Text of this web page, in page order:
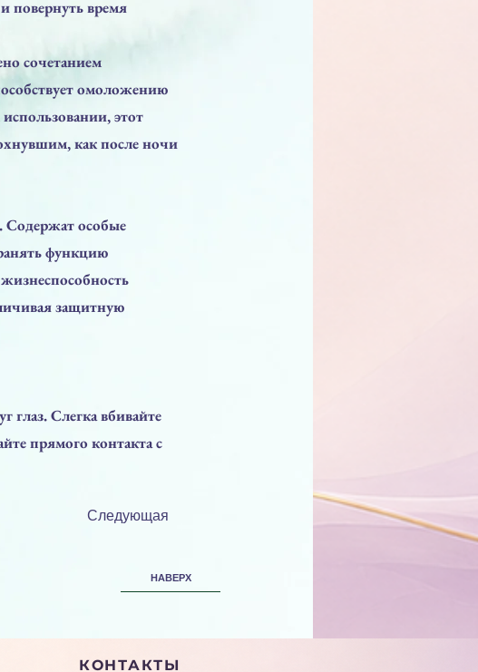
повернуть время
сочетанием
омоложению
этот
как после ночи
Содержат особые
функцию
защитную
Слегка вбивайте
прямого контакта с
Следующая
НАВЕРХ
КОНТАКТЫ